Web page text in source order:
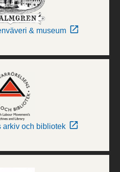
& museum
arkiv och bibliotek